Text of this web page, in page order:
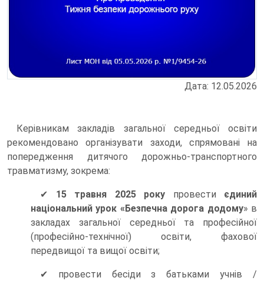
Дата: 12.05.2026
Керівникам закладів загальної середньої освіти
рекомендовано організувати заходи, спрямовані на
попередження дитячого дорожньо-транспортного
травматизму, зокрема:
✔ 15 травня 2025 року провести єдиний
національний урок «Безпечна дорога додому» в
закладах загальної середньої та професійної
(професійно-технічної) освіти, фахової
передвищої та вищої освіти;
✔ провести бесіди з батьками учнів /